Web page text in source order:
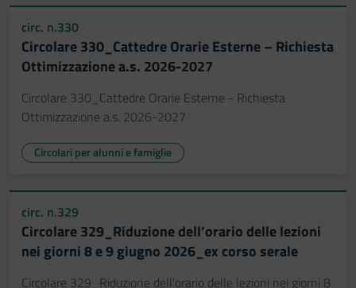
circ. n.330
Circolare 330_Cattedre Orarie Esterne – Richiesta
Ottimizzazione a.s. 2026-2027
Circolare 330_Cattedre Orarie Esterne - Richiesta
Ottimizzazione a.s. 2026-2027
Circolari per alunni e famiglie
circ. n.329
Circolare 329_Riduzione dell’orario delle lezioni
nei giorni 8 e 9 giugno 2026_ex corso serale
Circolare 329_Riduzione dell’orario delle lezioni nei giorni 8